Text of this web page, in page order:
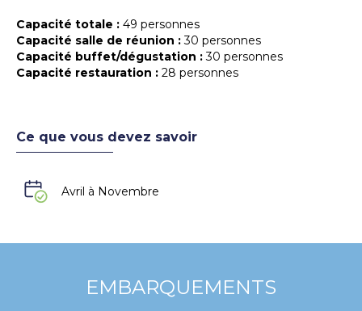
Capacité totale : 49 personnes
Capacité salle de réunion :30 personnes
Capacité buffet/dégustation :30 personnes
Capacité restauration : 28 personnes
Ce que vous devez savoir
Avril à Novembre
EMBARQUEMENTS